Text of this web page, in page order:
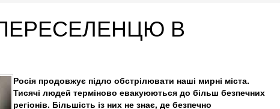
В
Росія продовжує підло обстрілювати наші мирні міста.
Тисячі людей терміново евакуюються до більш безпечних
регіонів. Більшість із них не знає, де безпечно